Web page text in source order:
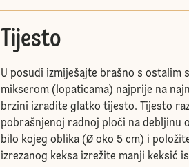
Tijesto
U posudi izmiješajte brašno s ostalim
mikserom (lopaticama) najprije na
brzini izradite glatko tijesto. Tijesto
pobrašnjenoj radnoj ploči na debljinu
bilo kojeg oblika (Ø oko 5 cm) i
izrezanog keksa izrežite manji keksić